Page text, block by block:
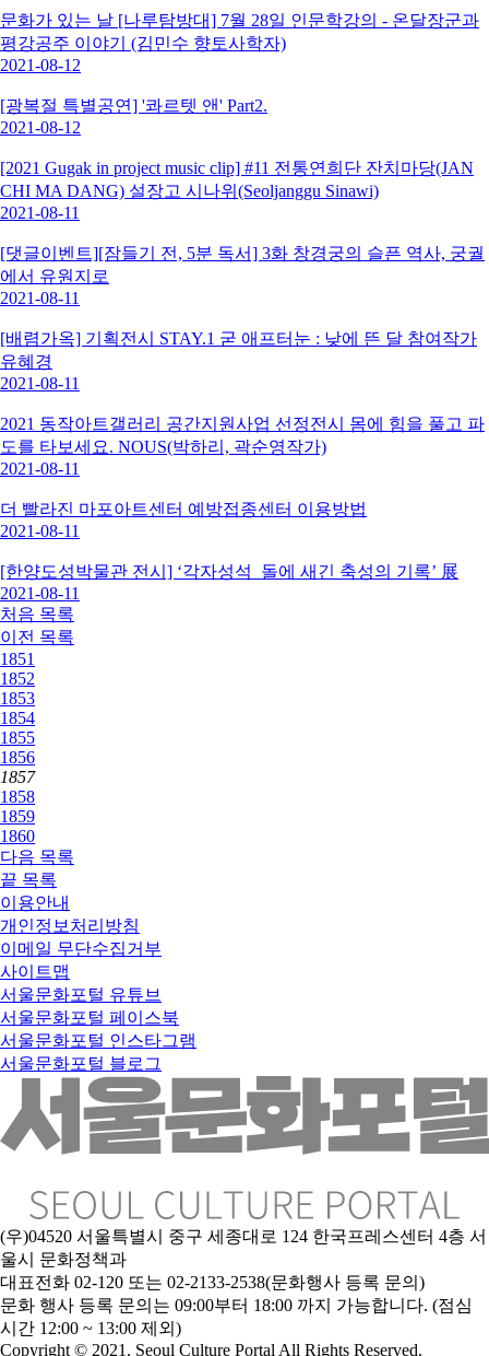
문화가 있는 날 [나루탐방대] 7월 28일 인문학강의 - 온달장군과
평강공주 이야기 (김민수 향토사학자)
2021-08-12
[광복절 특별공연] '콰르텟 앤' Part2.
2021-08-12
[2021 Gugak in project music clip] #11 전통연희단 잔치마당(JAN
CHI MA DANG) 설장고 시나위(Seoljanggu Sinawi)
2021-08-11
[댓글이벤트][잠들기 전, 5분 독서] 3화 창경궁의 슬픈 역사, 궁궐
에서 유원지로
2021-08-11
[배렴가옥] 기획전시 STAY.1 굳 애프터눈 : 낮에 뜬 달 참여작가
유혜경
2021-08-11
2021 동작아트갤러리 공간지원사업 선정전시 몸에 힘을 풀고 파
도를 타보세요. NOUS(박하리, 곽순영작가)
2021-08-11
더 빨라진 마포아트센터 예방접종센터 이용방법
2021-08-11
[한양도성박물관 전시] ‘각자성석_돌에 새긴 축성의 기록’ 展
2021-08-11
처음 목록
이전 목록
1851
1852
1853
1854
1855
1856
1857
1858
1859
1860
다음 목록
끝 목록
이용안내
개인정보처리방침
이메일 무단수집거부
사이트맵
서울문화포털 유튜브
서울문화포털 페이스북
서울문화포털 인스타그램
서울문화포털 블로그
(우)04520 서울특별시 중구 세종대로 124 한국프레스센터 4층 서
울시 문화정책과
대표전화 02-120 또는 02-2133-2538(문화행사 등록 문의)
문화 행사 등록 문의는 09:00부터 18:00 까지 가능합니다. (점심
시간 12:00 ~ 13:00 제외)
Copyright © 2021. Seoul Culture Portal All Rights Reserved.